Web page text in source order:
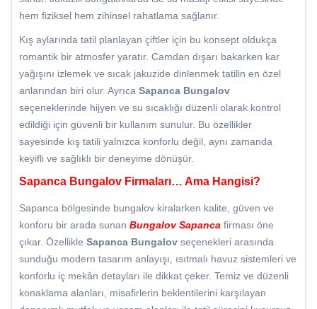
hem fiziksel hem zihinsel rahatlama sağlanır.
Kış aylarında tatil planlayan çiftler için bu konsept oldukça
romantik bir atmosfer yaratır. Camdan dışarı bakarken kar
yağışını izlemek ve sıcak jakuzide dinlenmek tatilin en özel
anlarından biri olur. Ayrıca Sapanca Bungalov
seçeneklerinde hijyen ve su sıcaklığı düzenli olarak kontrol
edildiği için güvenli bir kullanım sunulur. Bu özellikler
sayesinde kış tatili yalnızca konforlu değil, aynı zamanda
keyifli ve sağlıklı bir deneyime dönüşür.
Sapanca Bungalov Firmaları… Ama Hangisi?
Sapanca bölgesinde bungalov kiralarken kalite, güven ve
konforu bir arada sunan Bungalov Sapanca firması öne
çıkar. Özellikle Sapanca Bungalov seçenekleri arasında
sunduğu modern tasarım anlayışı, ısıtmalı havuz sistemleri ve
konforlu iç mekân detayları ile dikkat çeker. Temiz ve düzenli
konaklama alanları, misafirlerin beklentilerini karşılayan